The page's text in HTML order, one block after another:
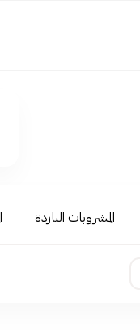
المشروبات الباردة